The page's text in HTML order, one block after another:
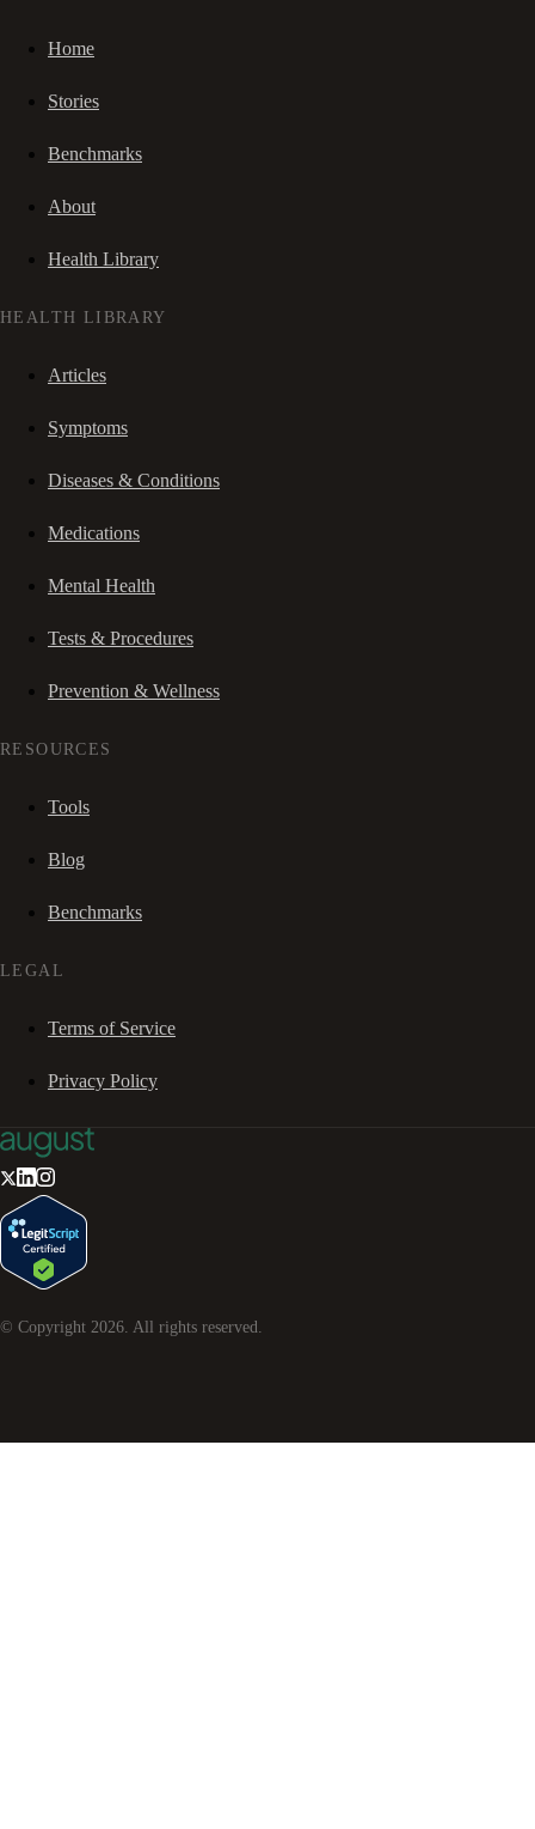
Home
Stories
Benchmarks
About
Health Library
HEALTH LIBRARY
Articles
Symptoms
Diseases & Conditions
Medications
Mental Health
Tests & Procedures
Prevention & Wellness
RESOURCES
Tools
Blog
Benchmarks
LEGAL
Terms of Service
Privacy Policy
© Copyright 2026 . All rights reserved.